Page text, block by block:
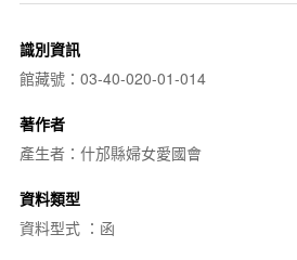
識別資訊
館藏號：03-40-020-01-014
著作者
產生者：什邡縣婦女愛國會
資料類型
資料型式 ：函